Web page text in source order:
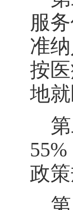
服
准
按
地
55%
政策